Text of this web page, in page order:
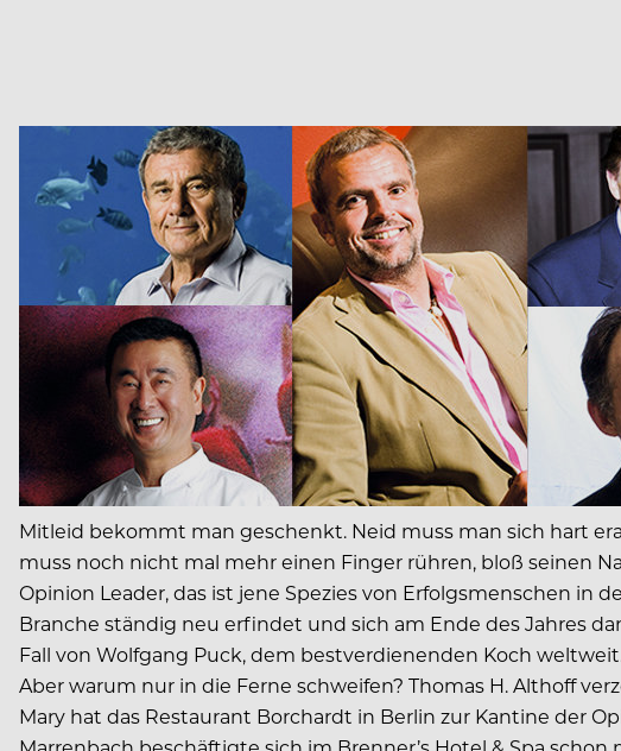
Mitleid bekommt man geschenkt. Neid muss man sich hart
muss noch nicht mal mehr einen Finger rühren, bloß seinen
Opinion Leader, das ist jene Spezies von Erfolgsmenschen in
Branche ständig neu erfindet und sich am Ende des Jahres
Fall von Wolfgang Puck, dem bestverdienenden Koch
Aber warum nur in die Ferne schweifen? Thomas H. Althoff
Mary hat das Restaurant Borchardt in Berlin zur Kantine der